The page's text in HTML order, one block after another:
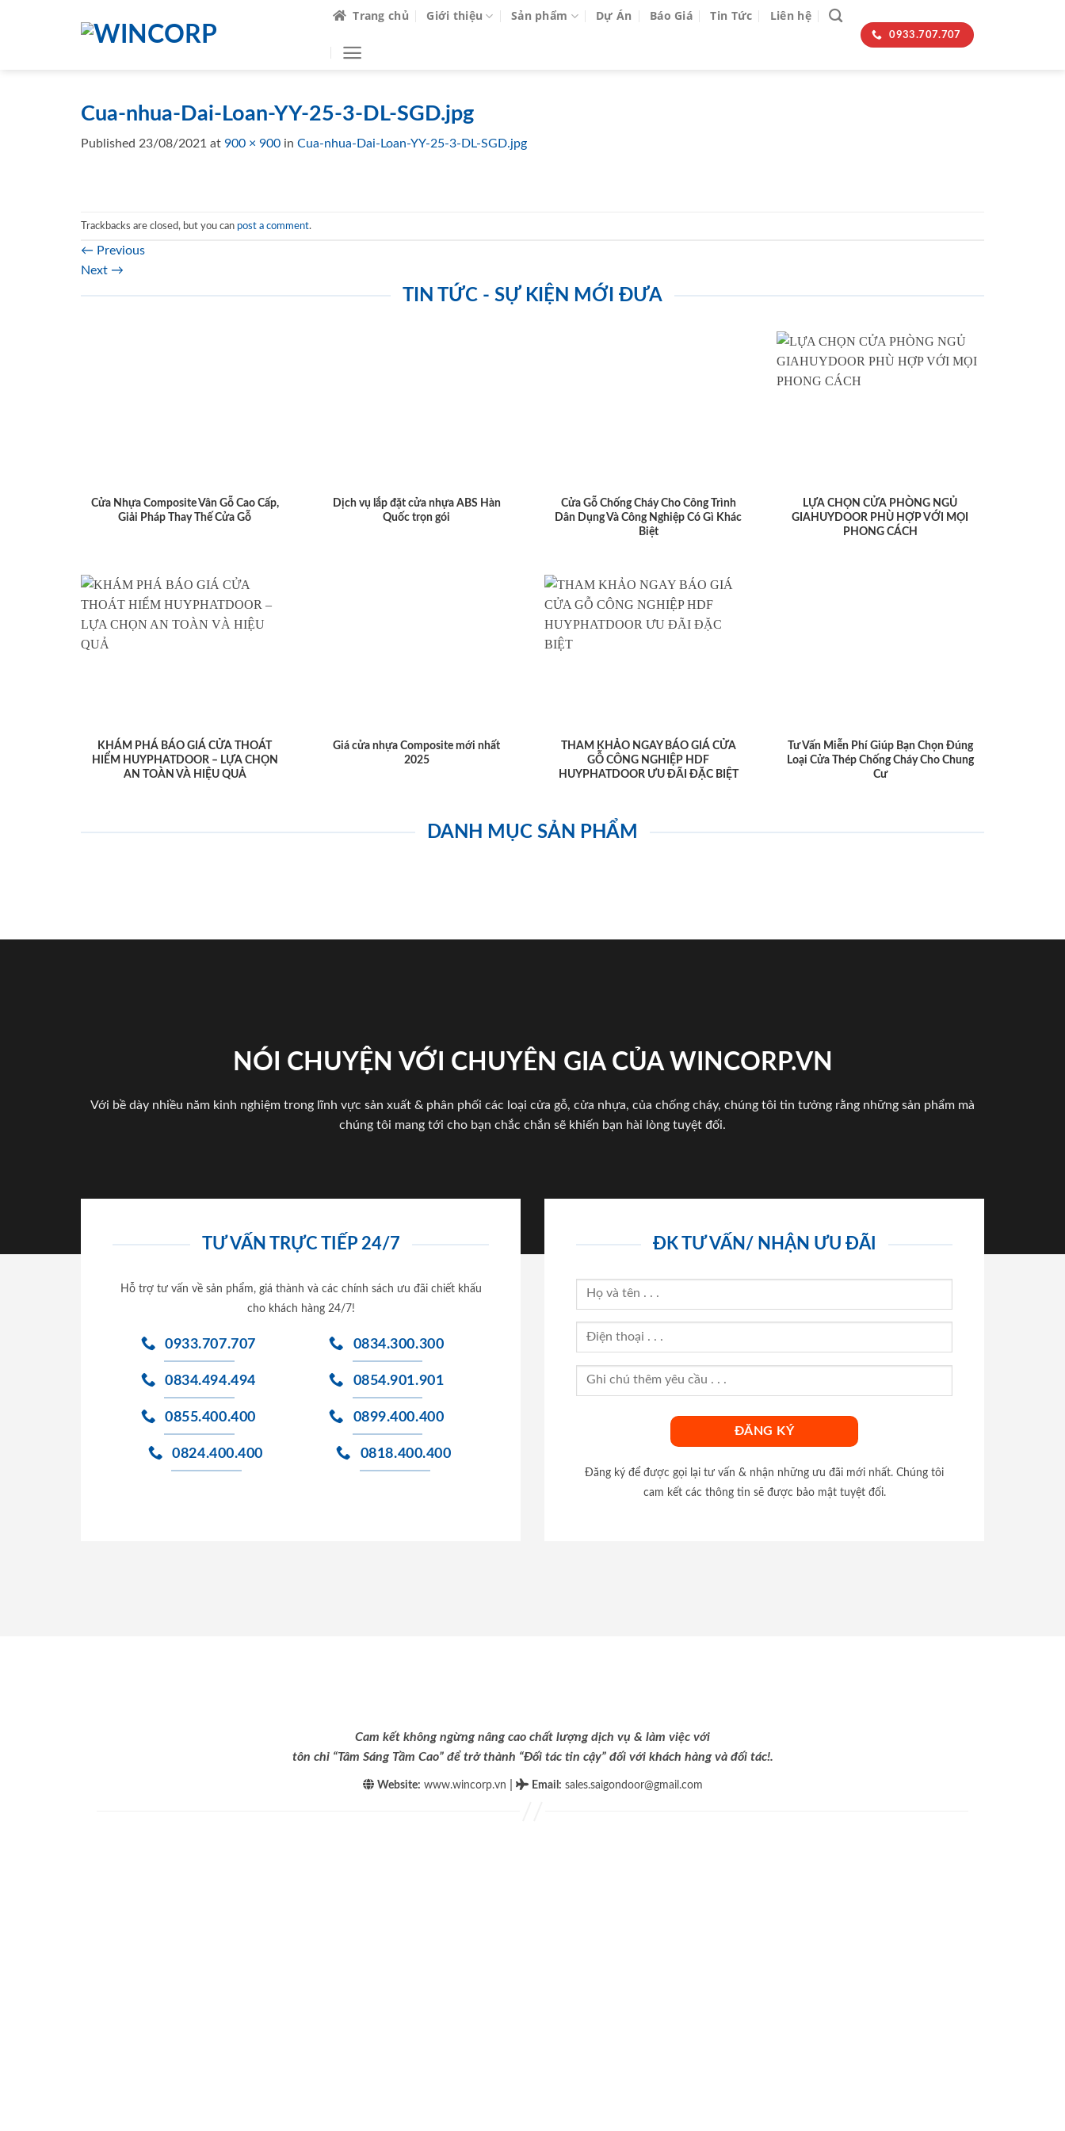
Trang chủ Giới thiệu Sản phẩm Dự Án Báo Giá Tin Tức Liên hệ
0933.707.707
Cua-nhua-Dai-Loan-YY-25-3-DL-SGD.jpg
Published 23/08/2021 at 900 × 900 in Cua-nhua-Dai-Loan-YY-25-3-DL-SGD.jpg
Trackbacks are closed, but you can post a comment.
← Previous
Next →
TIN TỨC - SỰ KIỆN MỚI ĐƯA
Cửa Nhựa Composite Vân Gỗ Cao Cấp,
Giải Pháp Thay Thế Cửa Gỗ
Dịch vụ lắp đặt cửa nhựa ABS Hàn
Quốc trọn gói
Cửa Gỗ Chống Cháy Cho Công Trình
Dân Dụng Và Công Nghiệp Có Gì Khác
Biệt
LỰA CHỌN CỬA PHÒNG NGỦ
GIAHUYDOOR PHÙ HỢP VỚI MỌI
PHONG CÁCH
KHÁM PHÁ BÁO GIÁ CỬA THOÁT
HIỂM HUYPHATDOOR – LỰA CHỌN
AN TOÀN VÀ HIỆU QUẢ
Giá cửa nhựa Composite mới nhất
2025
THAM KHẢO NGAY BÁO GIÁ CỬA
GỖ CÔNG NGHIỆP HDF
HUYPHATDOOR ƯU ĐÃI ĐẶC BIỆT
Tư Vấn Miễn Phí Giúp Bạn Chọn Đúng
Loại Cửa Thép Chống Cháy Cho Chung
Cư
DANH MỤC SẢN PHẨM
NÓI CHUYỆN VỚI CHUYÊN GIA CỦA WINCORP.VN
Với bề dày nhiều năm kinh nghiệm trong lĩnh vực sản xuất & phân phối các loại cửa gỗ, cửa nhựa, của chống cháy, chúng tôi tin tưởng rằng những sản phẩm mà
chúng tôi mang tới cho bạn chắc chắn sẽ khiến bạn hài lòng tuyệt đối.
TƯ VẤN TRỰC TIẾP 24/7
Hỗ trợ tư vấn về sản phẩm, giá thành và các chính sách ưu đãi chiết khấu
cho khách hàng 24/7!
0933.707.707
0834.494.494
0855.400.400
0824.400.400
0834.300.300
0854.901.901
0899.400.400
0818.400.400
ĐK TƯ VẤN/ NHẬN ƯU ĐÃI
Đăng ký để được gọi lại tư vấn & nhận những ưu đãi mới nhất. Chúng tôi
cam kết các thông tin sẽ được bảo mật tuyệt đối.
Cam kết không ngừng nâng cao chất lượng dịch vụ & làm việc với
tôn chỉ “Tâm Sáng Tầm Cao” để trở thành “Đối tác tin cậy” đối với khách hàng và đối tác!.
Website: www.wincorp.vn Email : sales.saigondoor@gmail.com